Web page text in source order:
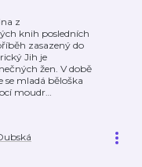
z
knih posledních
zasazený do
Jih je
žen. V době
se mladá běloška
moudr…